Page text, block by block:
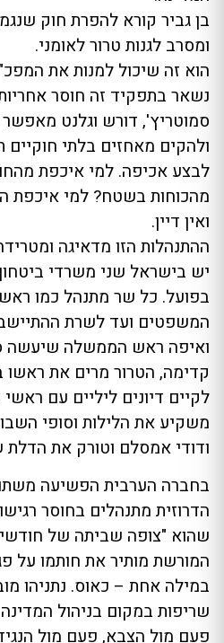
בן גביר קורא להפרת חוק
ומסרב לגנות טרור לאומני.
הוא זה שיכול למנות את
נשאר בתפקיד זה חוסר
סמוטריץ', דורש וגלנט
ולהקים מאחזים בלתי
לבצע אכיפה. למי איכפת
מהכוחות בשטח? למי איכפת
ואין דיין.
ההתנהלות הזו מדאיגה
יש בישראל שני משרדי
בפועל. כל שר מתנהל כמו
המשפטים ועד לשרת
ואיפה ראש הממשלה שיעשה
קדימה, הטרור מרים את
לקיים דיונים ליליים עם
משקיע את הלילות וסופי
ודודי אמסלם וטורק את הדלת
בחברה הערבית הפשיעה
הדרוזית מתנהלים בחוסר
שהוא "צופה שביתה של
המורשת מותיר את חותמו על
במילה אחת – כאוס. נתניהו
שריפות במקום בניהול
פעם מול הצבא, פעם מול הנגיד